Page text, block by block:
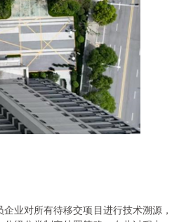
业对所有待移交项目进行技术溯源，